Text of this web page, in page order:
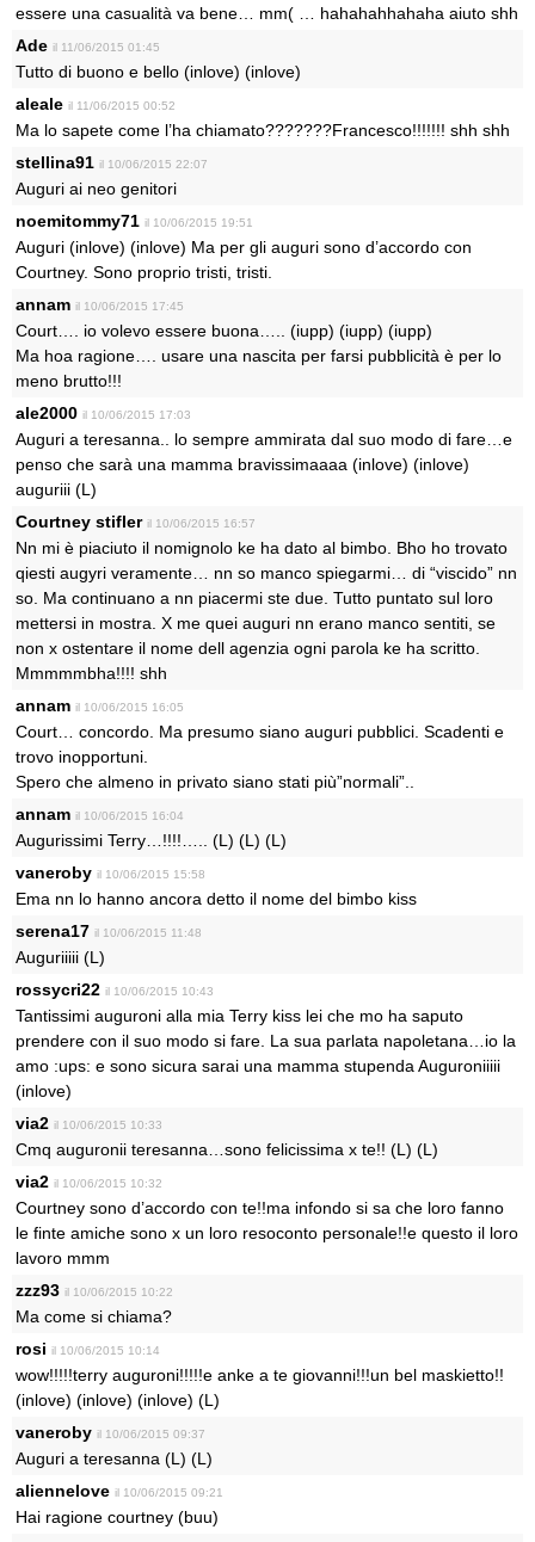
essere una casualità va bene… mm( … hahahahhahaha aiuto shh
Ade il 11/06/2015 01:45
Tutto di buono e bello (inlove) (inlove)
aleale il 11/06/2015 00:52
Ma lo sapete come l’ha chiamato???????Francesco!!!!!!! shh shh
stellina91 il 10/06/2015 22:07
Auguri ai neo genitori
noemitommy71 il 10/06/2015 19:51
Auguri (inlove) (inlove) Ma per gli auguri sono d’accordo con
Courtney. Sono proprio tristi, tristi.
annam il 10/06/2015 17:45
Court…. io volevo essere buona….. (iupp) (iupp) (iupp)
Ma hoa ragione…. usare una nascita per farsi pubblicità è per lo
meno brutto!!!
ale2000 il 10/06/2015 17:03
Auguri a teresanna.. lo sempre ammirata dal suo modo di fare…e
penso che sarà una mamma bravissimaaaa (inlove) (inlove)
auguriii (L)
Courtney stifler il 10/06/2015 16:57
Nn mi è piaciuto il nomignolo ke ha dato al bimbo. Bho ho trovato
qiesti augyri veramente… nn so manco spiegarmi… di “viscido” nn
so. Ma continuano a nn piacermi ste due. Tutto puntato sul loro
mettersi in mostra. X me quei auguri nn erano manco sentiti, se
non x ostentare il nome dell agenzia ogni parola ke ha scritto.
Mmmmmbha!!!! shh
annam il 10/06/2015 16:05
Court… concordo. Ma presumo siano auguri pubblici. Scadenti e
trovo inopportuni.
Spero che almeno in privato siano stati più”normali”..
annam il 10/06/2015 16:04
Augurissimi Terry…!!!!….. (L) (L) (L)
vaneroby il 10/06/2015 15:58
Ema nn lo hanno ancora detto il nome del bimbo kiss
serena17 il 10/06/2015 11:48
Auguriiiii (L)
rossycri22 il 10/06/2015 10:43
Tantissimi auguroni alla mia Terry kiss lei che mo ha saputo
prendere con il suo modo si fare. La sua parlata napoletana…io la
amo :ups: e sono sicura sarai una mamma stupenda Auguroniiiii
(inlove)
via2 il 10/06/2015 10:33
Cmq auguronii teresanna…sono felicissima x te!! (L) (L)
via2 il 10/06/2015 10:32
Courtney sono d’accordo con te!!ma infondo si sa che loro fanno
le finte amiche sono x un loro resoconto personale!!e questo il loro
lavoro mmm
zzz93 il 10/06/2015 10:22
Ma come si chiama?
rosi il 10/06/2015 10:14
wow!!!!!terry auguroni!!!!!e anke a te giovanni!!!un bel maskietto!!
(inlove) (inlove) (inlove) (L)
vaneroby il 10/06/2015 09:37
Auguri a teresanna (L) (L)
aliennelove il 10/06/2015 09:21
Hai ragione courtney (buu)